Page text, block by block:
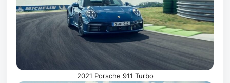
2021 Porsche 911 Turbo